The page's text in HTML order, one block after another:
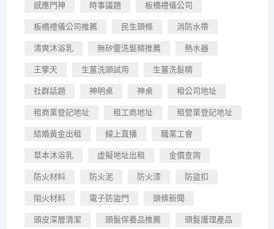
感應門神 時事議題 板橋禮儀公司
板橋禮儀公司推薦 民生頭條 消防水帶
清爽沐浴乳 無矽靈洗髮精推薦 熱水器
王擎天 生薑洗頭試用 生薑洗髮精
社群話題 神明桌 神桌 租公司地址
租商業登記地址 租工商地址 租營業登記地址
結婚黃金出租 線上直播 職業工會
草本沐浴乳 虛擬地址出租 金價查詢
防火材料 防火泥 防火漆 防盜扣
阻火材料 電子防盜門 頭條新聞
頭皮深層清潔 頭髮保養品推薦 頭髮護理產品